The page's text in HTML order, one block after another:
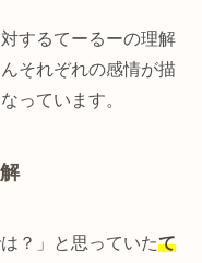
するてーるーの理解
それぞれの感情が描
っています。
？」と思っていたて